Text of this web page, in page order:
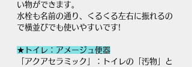
い物ができます。
水栓も名前の通り、くるくる左右に振れるの
で横並びでも使いやすいです!
★トイレ：アメージュ便器
「アクアセラミック」：トイレの「汚物」と